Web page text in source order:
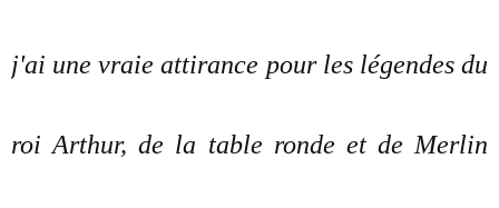
j'ai une vraie attirance pour les légendes du
roi Arthur, de la table ronde et de Merlin